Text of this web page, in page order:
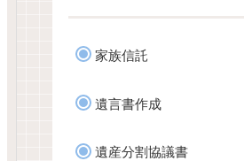
家族信託
遺言書作成
遺産分割協議書